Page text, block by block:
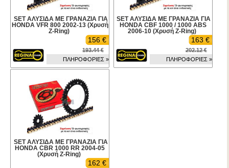
SET ΑΛΥΣΙΔΑ ΜΕ ΓΡΑΝΑΖΙΑ ΓΙΑ
HONDA VFR 800 2002-13 (Χρυσή
Z-Ring)
156 €
193.44 €
ΠΛΗΡΟΦΟΡΙΕΣ »
SET ΑΛΥΣΙΔΑ ΜΕ ΓΡΑΝΑΖΙΑ ΓΙΑ
HONDA CBF 1000 / 1000 ABS
2006-10 (Χρυσή Z-Ring)
163 €
202.12 €
ΠΛΗΡΟΦΟΡΙΕΣ »
SET ΑΛΥΣΙΔΑ ΜΕ ΓΡΑΝΑΖΙΑ ΓΙΑ
HONDA CBR 1000 RR 2004-05
(Χρυσή Z-Ring)
162 €